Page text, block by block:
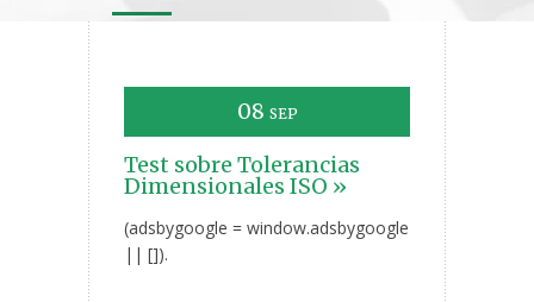
08 SEP
Test sobre Tolerancias
Dimensionales ISO »
(adsbygoogle = window.adsbygoogle
|| []).